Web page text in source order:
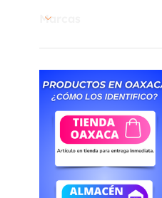
Marcas